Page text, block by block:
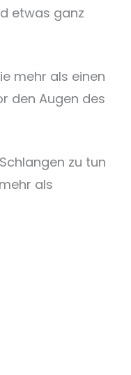
etwas ganz
mehr als einen
den Augen des
zu tun
als